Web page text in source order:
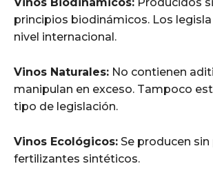
principios biodinámicos. Los legisla
nivel internacional.
Vinos Naturales: No contienen
manipulan en exceso. Tampoco
tipo de legislación.
Vinos Ecológicos: Se producen
fertilizantes sintéticos.